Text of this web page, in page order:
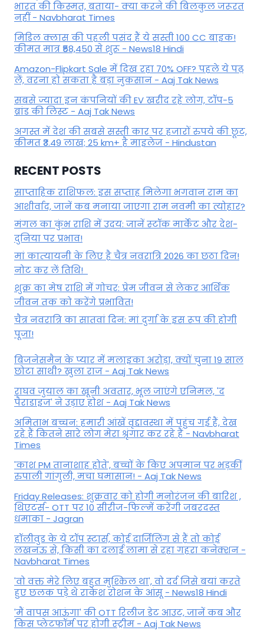
भारत की किस्मत, बताया- क्या करने की बिलकुल जरूरत
नहीं - Navbharat Times
मिडिल क्लास की पहली पसंद हैं ये सस्ती 100 CC बाइक!
कीमत मात्र ₹58,450 से शुरू - News18 Hindi
Amazon-Flipkart Sale में दिख रहा 70% OFF? पहले ये पढ़
लें, वरना हो सकता है बड़ा नुकसान - Aaj Tak News
सबसे ज्यादा इन कंपनियों की EV खरीद रहे लोग, टॉप-5
ब्रांड की लिस्ट - Aaj Tak News
अगस्त में देश की सबसे सस्ती कार पर हजारों रुपये की छूट,
कीमत ₹3.49 लाख; 25 km+ है माइलेज - Hindustan
RECENT POSTS
साप्ताहिक राशिफल: इस सप्ताह मिलेगा भगवान राम का
आशीर्वाद, जानें कब मनाया जाएगा राम नवमी का त्योहार?
मंगल का कुंभ राशि में उदय: जानें स्‍टॉक मार्केट और देश-
दुनिया पर प्रभाव!
मां कात्‍यायनी के लिए है चैत्र नवरात्रि 2026 का छठा दिन!
नोट कर लें तिथि!
शुक्र का मेष राशि में गोचर: प्रेम जीवन से लेकर आर्थिक
जीवन तक को करेंगे प्रभावित!
चैत्र नवरात्रि का सातवां दिन: मां दुर्गा के इस रूप की होगी
पूजा!
बिजनेसमैन के प्यार में मलाइका अरोड़ा, क्यों चुना 19 साल
छोटा साथी? खुला राज - Aaj Tak News
राघव जुयाल का खूनी अवतार, भूल जाएंगे एनिमल, 'द
पैराडाइज' ने उड़ाए होश - Aaj Tak News
अमिताभ बच्चन: हमारी आंखें वृद्दावस्था में पहुंच गई हैं, देख
रहे हैं कितने सारे लोग मेरा श्रृंगार कर रहे हैं - Navbharat
Times
'काश PM तानाशाह होते', बच्चों के किए अपमान पर भड़कीं
रुपाली गांगुली, मचा घमासान! - Aaj Tak News
Friday Releases: शुक्रवार को होगी मनोरंजन की बारिश ,
थिएटर्स- OTT पर 10 सीरीज-फिल्में करेंगी जबरदस्त
धमाका - Jagran
हॉलीवुड के ये टॉप स्टार्स, कोई दार्जिलिंग से हैं तो कोई
लखनऊ से, किसी का दलाई लामा से रहा गहरा कनेक्शन -
Navbharat Times
'वो वक्त मेरे लिए बहुत मुश्किल था', वो दर्द जिसे बयां करते
हुए छलक पड़े थे राकेश रोशन के आंसू - News18 Hindi
'मैं वापस आऊंगा' की OTT रिलीज डेट आउट, जानें कब और
किस प्लेटफॉर्म पर होगी स्ट्रीम - Aaj Tak News